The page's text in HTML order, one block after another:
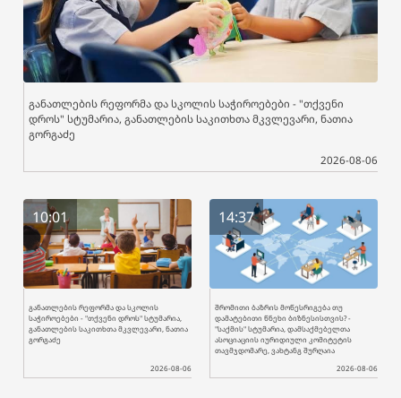
განათლების რეფორმა და სკოლის საჭიროებები - "თქვენი
დროს" სტუმარია, განათლების საკითხთა მკვლევარი, ნათია
გორგაძე
2026-08-06
10:01
განათლების რეფორმა და სკოლის
საჭიროებები - "თქვენი დროს" სტუმარია,
განათლების საკითხთა მკვლევარი, ნათია
გორგაძე
2026-08-06
14:37
შრომითი ბაზრის მოწესრიგება თუ
დამატებითი წნეხი ბიზნესისთვის? -
"საქმის" სტუმარია, დამსაქმებელთა
ასოციაციის იურიდიული კომიტეტის
თავმჯდომარე, ვახტანგ შურღაია
2026-08-06